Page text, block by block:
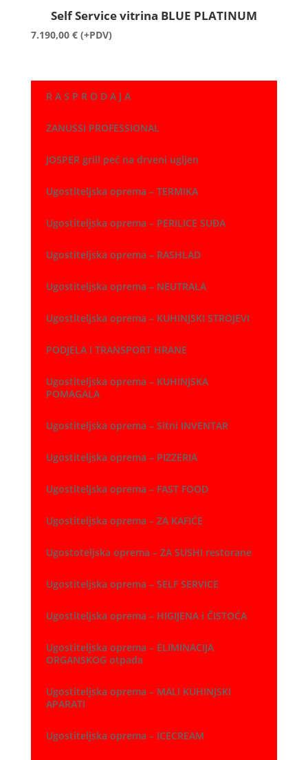
Self Service vitrina BLUE PLATINUM
7.190,00 € (+PDV)
R A S P R O D A J A
ZANUSSI PROFESSIONAL
JOSPER grill peć na drveni ugljen
Ugostiteljska oprema – TERMIKA
Ugostiteljska oprema – PERILICE SUĐA
Ugostiteljska oprema – RASHLAD
Ugostiteljska oprema – NEUTRALA
Ugostiteljska oprema – KUHINJSKI STROJEVI
PODJELA I TRANSPORT HRANE
Ugostiteljska oprema – KUHINJSKA
POMAGALA
Ugostiteljska oprema – Sitni INVENTAR
Ugostiteljska oprema – PIZZERIA
Ugostiteljska oprema – FAST FOOD
Ugostiteljska oprema – ZA KAFIĆE
Ugostoteljska oprema – ZA SUSHI restorane
Ugostiteljska oprema – SELF SERVICE
Ugostiteljska oprema – HIGIJENA i ČISTOĆA
Ugostiteljska oprema – ELIMINACIJA
ORGANSKOG otpada
Ugostiteljska oprema – MALI KUHINJSKI
APARATI
Ugostiteljska oprema – ICECREAM